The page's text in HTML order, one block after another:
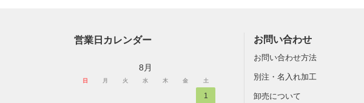
営業日カレンダー
8月
日 月 火 水 木 金 土
1
お問い合わせ
お問い合わせ方法
別注・名入れ加工
卸売について